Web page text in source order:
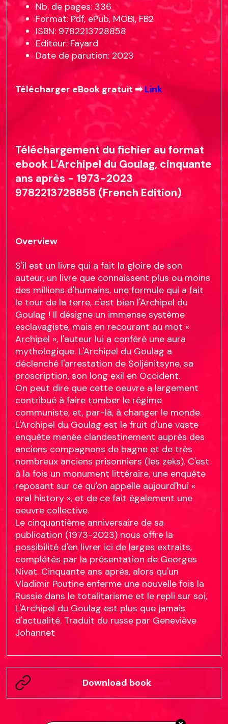
Nb. de pages: 336
Format: Pdf, ePub, MOBI, FB2
ISBN: 9782213728858
Editeur: Fayard
Date de parution: 2023
Télécharger eBook gratuit ➡Link
Téléchargement du fichier au format
ebook L'Archipel du Goulag, cinquante
ans après - 1973-2023
9782213728858 (French Edition)
Overview
S'il est un livre qui a fait la gloire de son
auteur, un livre que connaissent plus ou moins
des millions d'humains, une formule qui a fait
le tour de la terre, c'est bien l'Archipel du
Goulag ! Il désigne un immense système
esclavagiste, mais en recourant au mot «
Archipel », l'auteur lui a conféré une aura
mythologique. L'Archipel du Goulag a
déclenché l'arrestation de Soljénitsyne, sa
proscription, son long exil en Occident.
On peut dire que cette oeuvre a largement
contribué à faire tomber le régime
communiste, et, par-là, à changer le monde.
L'Archipel du Goulag est le fruit d'une vaste
enquête menée clandestinement auprès des
anciens compagnons de bagne et de très
nombreux anciens prisonniers (les zeks). C'est
à la fois un monument littéraire, une enquête
reposant sur ce qu'on appelle aujourd'hui «
oral history », et de ce fait également une
oeuvre collective.
Le cinquantième anniversaire de sa
publication (1973-2023) nous offre la
possibilité d'en livrer ici de larges extraits,
complétés par la présentation de Georges
Nivat. Cinquante ans après, alors qu'un
Vladimir Poutine enferme une nouvelle fois la
Russie dans le totalitarisme et le repli sur soi,
L'Archipel du Goulag est plus que jamais
d'actualité. Traduit du russe par Geneviève
Johannet
Download book